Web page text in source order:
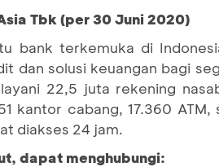
Tbk (per 30 Juni 2020)
bank terkemuka di
dan solusi keuangan bagi
22,5 juta rekening
kantor cabang, 17.360
diakses 24 jam.
dapat menghubungi: